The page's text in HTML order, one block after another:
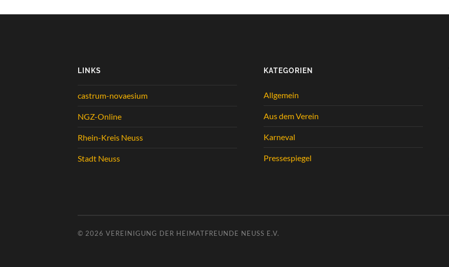
LINKS
castrum-novaesium
NGZ-Online
Rhein-Kreis Neuss
Stadt Neuss
KATEGORIEN
Allgemein
Aus dem Verein
Karneval
Pressespiegel
© 2026 VEREINIGUNG DER HEIMATFREUNDE NEUSS E.V.